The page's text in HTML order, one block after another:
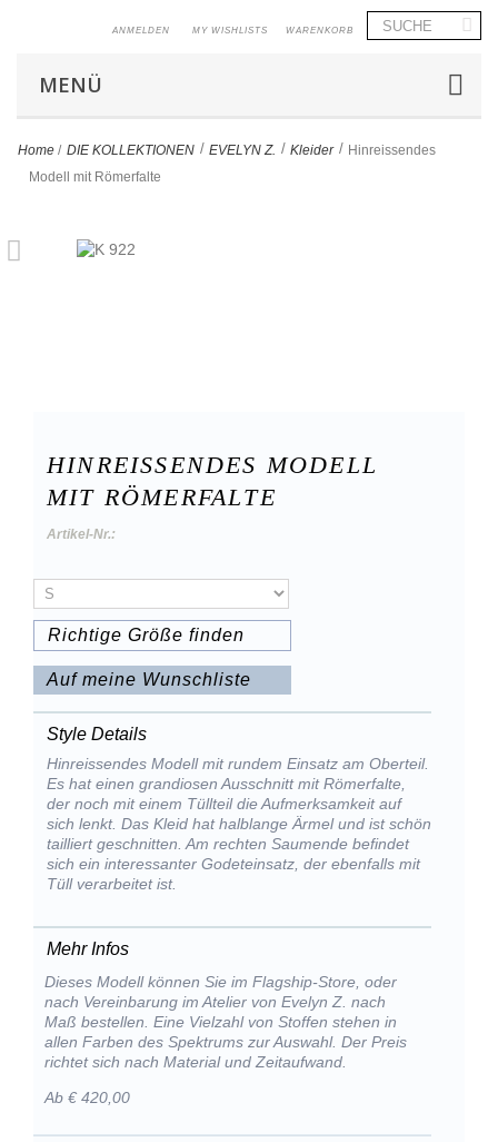
WARENKORB
MY WISHLISTS
ANMELDEN
MENÜ
Home / DIE KOLLEKTIONEN > EVELYN Z. > Kleider > Hinreissendes
Modell mit Römerfalte
HINREISSENDES MODELL
MIT RÖMERFALTE
Artikel-Nr.:
Richtige Größe finden
Auf meine Wunschliste
Style Details
Hinreissendes Modell mit rundem Einsatz am Oberteil.
Es hat einen grandiosen Ausschnitt mit Römerfalte,
der noch mit einem Tüllteil die Aufmerksamkeit auf
sich lenkt. Das Kleid hat halblange Ärmel und ist schön
tailliert geschnitten. Am rechten Saumende befindet
sich ein interessanter Godeteinsatz, der ebenfalls mit
Tüll verarbeitet ist.
Mehr Infos
Dieses Modell können Sie im Flagship-Store, oder
nach Vereinbarung im Atelier von Evelyn Z. nach
Maß bestellen. Eine Vielzahl von Stoffen stehen in
allen Farben des Spektrums zur Auswahl. Der Preis
richtet sich nach Material und Zeitaufwand.
Ab € 420,00